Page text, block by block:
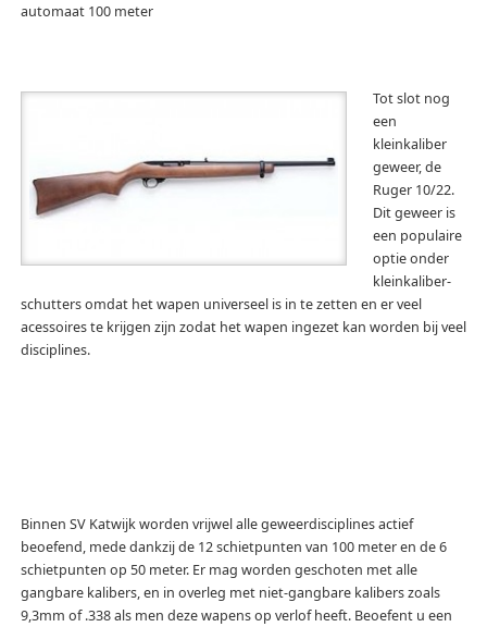
automaat 100 meter
Tot slot nog
een
kleinkaliber
geweer, de
Ruger 10/22.
Dit geweer is
een populaire
optie onder
kleinkaliber-
schutters omdat het wapen universeel is in te zetten en er veel
acessoires te krijgen zijn zodat het wapen ingezet kan worden bij veel
disciplines.
Binnen SV Katwijk worden vrijwel alle geweerdisciplines actief
beoefend, mede dankzij de 12 schietpunten van 100 meter en de 6
schietpunten op 50 meter. Er mag worden geschoten met alle
gangbare kalibers, en in overleg met niet-gangbare kalibers zoals
9,3mm of .338 als men deze wapens op verlof heeft. Beoefent u een